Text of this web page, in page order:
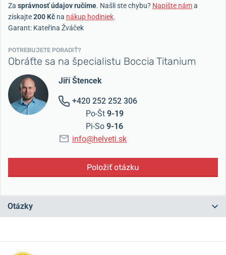
Za správnosť údajov ručíme. Našli ste chybu? Napíšte náma
získajte200 Kč na nákup hodiniek.
Garant: Kateřina Žváček
POTREBUJETE PORADIŤ?
Obráťte sa na špecialistu Boccia Titanium
Jiří Štencek
+420 252 252 306
Po-Št 9-19
Pi-So 9-16
info@helveti.sk
Položiť otázku
Otázky
Máte otázku? Zanechajte nám komentár